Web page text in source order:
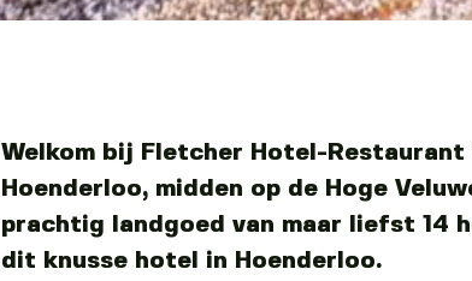
Welkom bij Fletcher Hotel-
Hoenderloo, midden op de Hoge
prachtig landgoed van maar liefst 14
dit knusse hotel in Hoenderloo.